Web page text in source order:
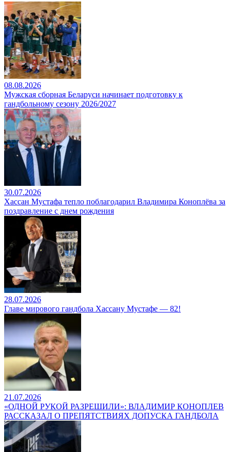
08.08.2026
Мужская сборная Беларуси начинает подготовку к
гандбольному сезону 2026/2027
30.07.2026
Хассан Мустафа тепло поблагодарил Владимира Коноплёва за
поздравление с днем рождения
28.07.2026
Главе мирового гандбола Хассану Мустафе — 82!
21.07.2026
«ОДНОЙ РУКОЙ РАЗРЕШИЛИ»: ВЛАДИМИР КОНОПЛЕВ
РАССКАЗАЛ О ПРЕПЯТСТВИЯХ ДОПУСКА ГАНДБОЛА